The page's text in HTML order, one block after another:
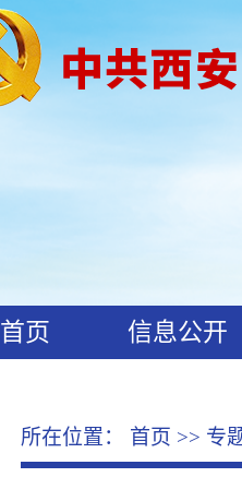
首页
信息公开
所在位置： 首页 >> 专